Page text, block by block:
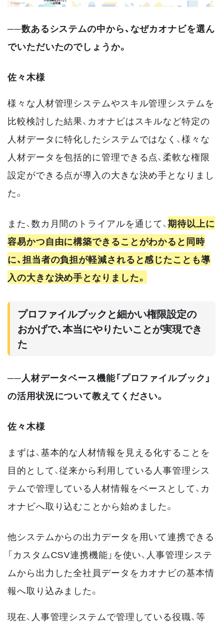
──数あるシステムの中から、なぜカオナビを選ん
でいただいたのでしょうか。
佐々木様
様々な人材管理システムやスキル管理システムを
比較検討した結果、カオナビはスキルなど特定の
人材データに特化したシステムではなく、様々な
人材データを包括的に管理できる点、柔軟な権限
設定ができる点が導入の大きな決め手となりまし
た。
また、数カ月間のトライアルを通じて、期待以上に
容易かつ自由に構築できることがわかると同時
に、担当者の負担が軽減されると感じたことも導
入の大きな決め手となりました。
プロファイルブックと細かい権限設定の
おかげで、本当にやりたいことが実現でき
た
──人材データベース機能「プロファイルブック」
の活用状況について教えてください。
佐々木様
まずは、基本的な人材情報を見える化することを
目的として、従来から利用している人事管理シス
テムで管理している人材情報をベースとして、カ
オナビへ取り込むことから始めました。
他システムからの出力データを用いて連携できる
「カスタムCSV連携機能」を使い、人事管理システ
ムから出力した全社員データをカオナビの基本情
報へ取り込みました。
現在、人事管理システムで管理している役職、等